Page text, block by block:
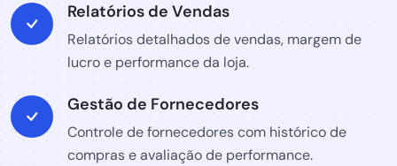
Relatórios de Vendas
Relatórios detalhados de vendas, margem de
lucro e performance da loja.
Gestão de Fornecedores
Controle de fornecedores com histórico de
compras e avaliação de performance.